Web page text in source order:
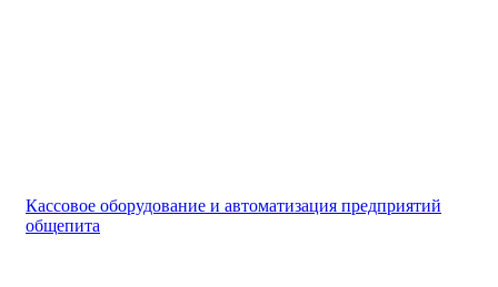
Кассовое оборудование и автоматизация предприятий
общепита